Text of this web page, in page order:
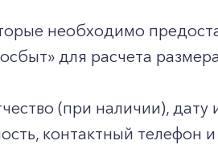
необходимо
для расчета
(при наличии),
контактный телефон